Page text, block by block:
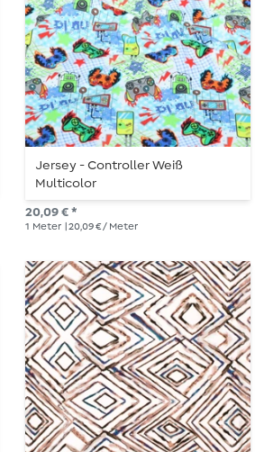
Jersey - Controller Weiß
Multicolor
20,09 € *
1 Meter | 20,09 € / Meter